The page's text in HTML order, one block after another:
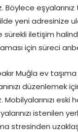
Böylece
yeni adresinize
sürekli iletişim
için süreci
Muğla ev taşıma
düzenlemek
eski
istenilen
stresinden